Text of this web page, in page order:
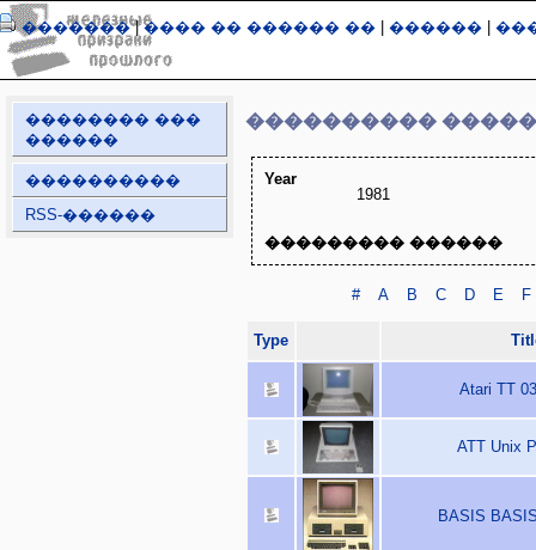
�������|���� �� ������ �� ������
�������� ���
������
����������
RSS-������
����������
Year
1981
��������� ������
# A B C D E F
Type
Atari TT
ATT Unix
BASIS